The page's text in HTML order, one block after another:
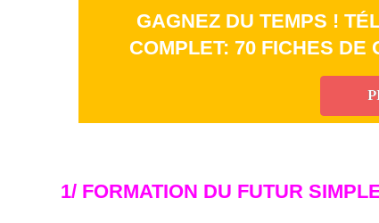
GAGNEZ DU TEMPS !
COMPLET: 70 FICHES DE
1/ FORMATION DU FUTUR